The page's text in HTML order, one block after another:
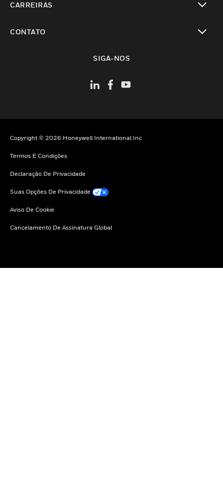
CARREIRAS
CONTATO
SIGA-NOS
Copyright © 2026 Honeywell International Inc
Termos E Condições
Declaração De Privacidade
Suas Opções De Privacidade
Aviso De Cookie
Cancelamento De Assinatura Global